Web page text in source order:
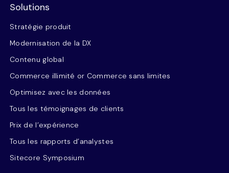
Solutions
Stratégie produit
Modernisation de la DX
Contenu global
Commerce illimité or Commerce sans limites
Optimisez avec les données
Tous les témoignages de clients
Prix de l’expérience
Tous les rapports d’analystes
Sitecore Symposium